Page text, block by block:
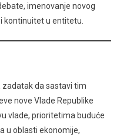
imenovanje novog
kontinuitet u entitetu.
zadatak da sastavi tim
nove Vlade Republike
vlade, prioritetima buduće
u oblasti ekonomije,